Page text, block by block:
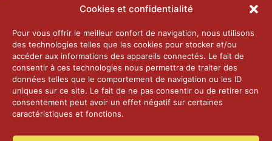
Cookies et confidentialité
Pour vous offrir le meilleur confort de navigation, nous utilisons
des technologies telles que les cookies pour stocker et/ou
accéder aux informations des appareils connectés. Le fait de
consentir à ces technologies nous permettra de traiter des
données telles que le comportement de navigation ou les ID
uniques sur ce site. Le fait de ne pas consentir ou de retirer son
consentement peut avoir un effet négatif sur certaines
caractéristiques et fonctions.
2026 – Laiterie d’Orsières et Abbaye de St-
25 juin 2026
2025 – Palais Fédéral – Berne
25 juin 2026
14 janvier 2025